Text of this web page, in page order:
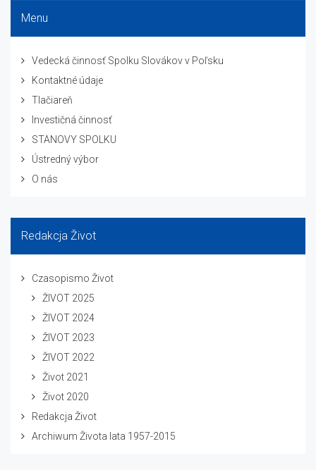
Menu
Vedecká činnosť Spolku Slovákov v Poľsku
Kontaktné údaje
Tlačiareň
Investičná činnosť
STANOVY SPOLKU
Ústredný výbor
O nás
Redakcja Život
Czasopismo Život
ŽIVOT 2025
ŽIVOT 2024
ŽIVOT 2023
ŽIVOT 2022
Život 2021
Život 2020
Redakcja Život
Archiwum Života lata 1957-2015